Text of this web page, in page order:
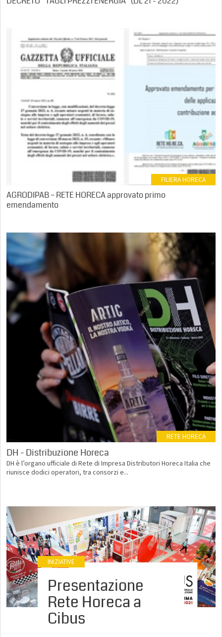
FILIERA HORECA
AGRODIPAB – RETE HORECA approvato primo
emendamento
0
RETE HORECA
DH - Distribuzione Horeca
DH è l’organo ufficiale di Rete di Impresa Distributori Horeca Italia che
riunisce dodici operatori, tra consorzi e...
INIZIATIVE
Presentazione
Rete Horeca a
Cibus
0